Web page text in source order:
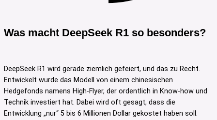
Was macht DeepSeek R1 so besonders?
DeepSeek R1 wird gerade ziemlich gefeiert, und das zu Recht.
Entwickelt wurde das Modell von einem chinesischen
Hedgefonds namens High-Flyer, der ordentlich in Know-how und
Technik investiert hat. Dabei wird oft gesagt, dass die
Entwicklung „nur“ 5 bis 6 Millionen Dollar gekostet haben soll.